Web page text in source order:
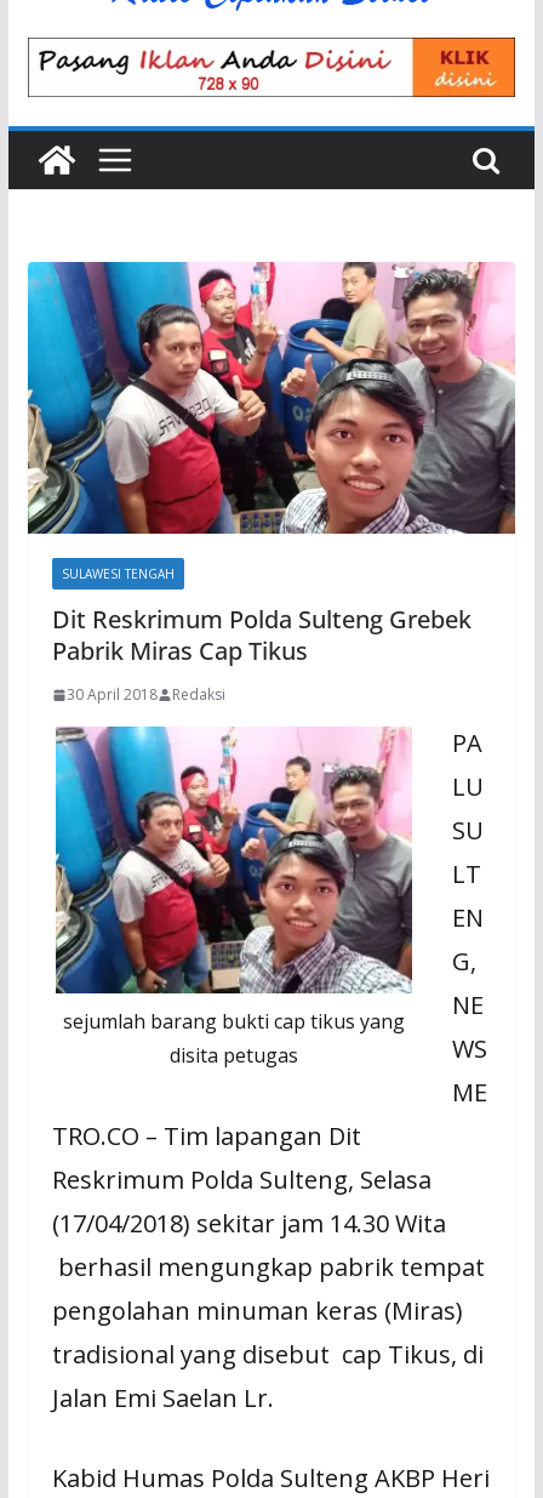
SULAWESI TENGAH
Dit Reskrimum Polda Sulteng Grebek
Pabrik Miras Cap Tikus
30 April 2018 Redaksi
sejumlah barang bukti cap tikus yang
disita petugas
PA
LU
SU
LT
EN
G,
NE
WS
ME
TRO.CO – Tim lapangan Dit
Reskrimum Polda Sulteng, Selasa
(17/04/2018) sekitar jam 14.30 Wita
berhasil mengungkap pabrik tempat
pengolahan minuman keras (Miras)
tradisional yang disebut cap Tikus, di
Jalan Emi Saelan Lr.
Kabid Humas Polda Sulteng AKBP Heri